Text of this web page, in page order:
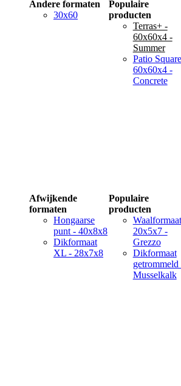
Andere formaten
30x60
Populaire
producten
Terras+ -
60x60x4 -
Summer
Patio
60x60x4 -
Concrete
Afwijkende
formaten
Hongaarse
punt - 40x8x8
Dikformaat
XL - 28x7x8
Populaire
producten
20x5x7 -
Grezzo
Dikformaat
getrommeld
Musselkalk